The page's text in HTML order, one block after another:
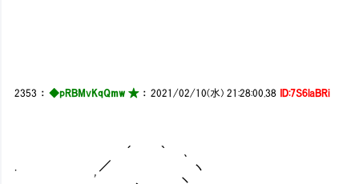
2353 ：◆pRBMvKqQmw ★：2021/02/10(水) 21:28:00.38 ID:7S6laBRi
´ ｀ ､
. ／ ヽ
' 、 丶